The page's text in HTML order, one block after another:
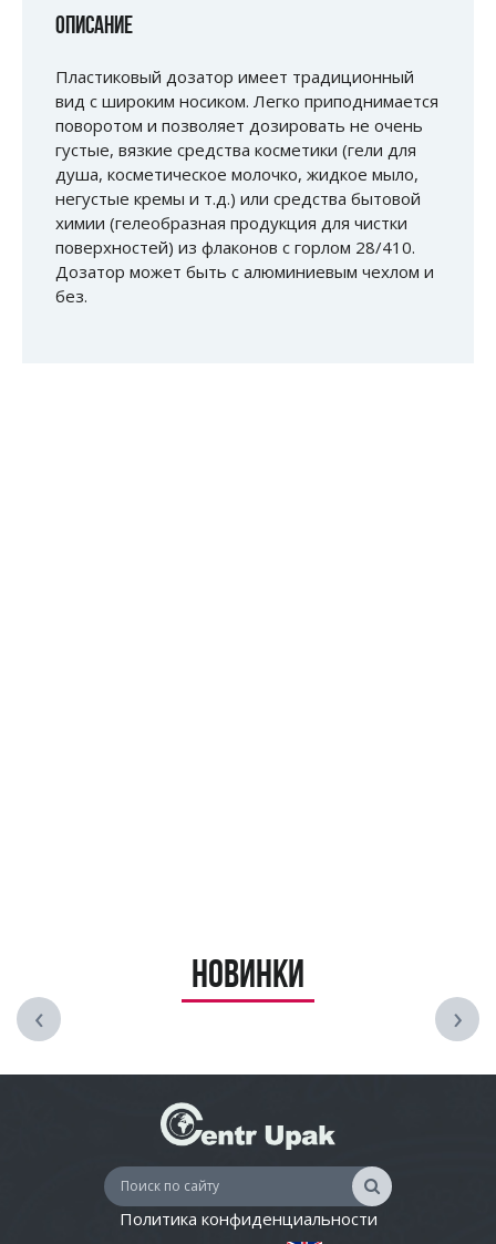
ОПИСАНИЕ
Пластиковый дозатор имеет традиционный
вид с широким носиком. Легко приподнимается
поворотом и позволяет дозировать не очень
густые, вязкие средства косметики (гели для
душа, косметическое молочко, жидкое мыло,
негустые кремы и т.д.) или средства бытовой
химии (гелеобразная продукция для чистки
поверхностей) из флаконов с горлом 28/410.
Дозатор может быть с алюминиевым чехлом и
без.
Новинки
‹ ›
Политика конфиденциальности